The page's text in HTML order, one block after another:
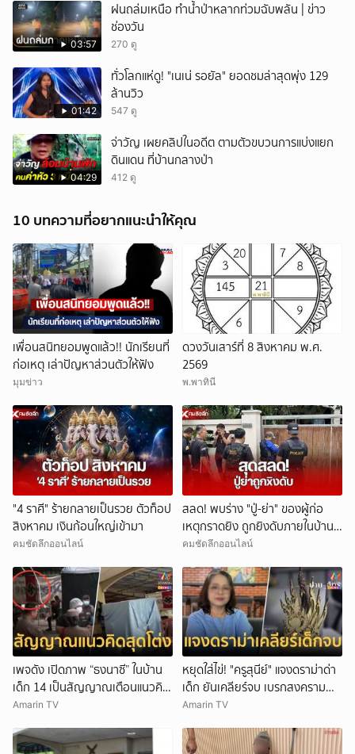
03:57
ฝนถล่มเหนือ ทำน้ำป่าหลากท่วมฉับพลัน | ข่าว
ช่องวัน
270 ดู
01:42
ทั่วโลกแห่ดู! "เนเน่ รอยัล" ยอดชมล่าสุดพุ่ง 129
ล้านวิว
547 ดู
04:29
จ่าวัญ เผยคลิปในอดีต ตามตัวขบวนการแบ่งแยก
ดินแดน ที่บ้านกลางป่า
412 ดู
10 บทความที่อยากแนะนำให้คุณ
เพื่อนสนิทยอมพูดแล้ว!! นักเรียนที่
ก่อเหตุ เล่าปัญหาส่วนตัวให้ฟัง
มุมข่าว
ดวงวันเสาร์ที่ 8 สิงหาคม พ.ศ.
2569
พ.พาทินี
"4 ราศี" ร้ายกลายเป็นรวย ตัวท็อป
สิงหาคม เงินก้อนใหญ่เข้ามา
คมชัดลึกออนไลน์
สลด! พบร่าง "ปู่-ย่า" ของผู้ก่อ
เหตุกราดยิง ถูกยิงดับภายในบ้าน
พัก
คมชัดลึกออนไลน์
เพจดัง เปิดภาพ “ธงนาซี” ในบ้าน
เด็ก 14 เป็นสัญญาณเตือนแนวคิด
สุดโต่ง
Amarin TV
หยุดใส่ไข่! "ครูสุนีย์" แจงดราม่าด่า
เด็ก ยันเคลียร์จบ เบรกสงคราม
Gen
Amarin TV